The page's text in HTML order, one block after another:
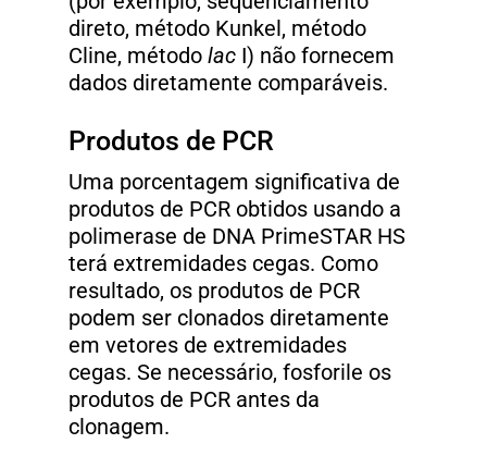
direto, método Kunkel, método
Cline, método lac I) não fornecem
dados diretamente comparáveis.
Produtos de PCR
Uma porcentagem significativa de
produtos de PCR obtidos usando a
polimerase de DNA PrimeSTAR HS
terá extremidades cegas. Como
resultado, os produtos de PCR
podem ser clonados diretamente
em vetores de extremidades
cegas. Se necessário, fosforile os
produtos de PCR antes da
clonagem.